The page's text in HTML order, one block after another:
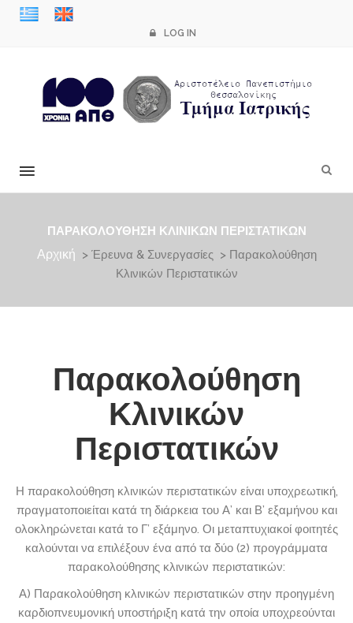
LOG IN
×
ΠΑΡΑΚΟΛΟΎΘΗΣΗ ΚΛΙΝΙΚΏΝ ΠΕΡΙΣΤΑΤΙΚΏΝ
Αρχική > Έρευνα & Συνεργασίες > Παρακολούθηση
Κλινικών Περιστατικών
Παρακολούθηση
Κλινικών
Περιστατικών
Η παρακολούθηση κλινικών περιστατικών είναι υποχρεωτική,
πραγματοποιείται κατά τη διάρκεια του Α’ και Β’ εξαμήνου και
ολοκληρώνεται κατά το Γ’ εξάμηνο. Οι μεταπτυχιακοί φοιτητές
καλούνται να επιλέξουν ένα από τα δύο (2) προγράμματα
παρακολούθησης κλινικών περιστατικών:
Α) Παρακολούθηση κλινικών περιστατικών στην προηγμένη
καρδιοπνευμονική υποστήριξη κατά την οποία υποχρεούνται